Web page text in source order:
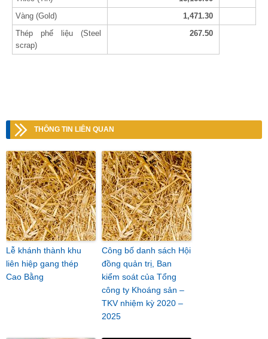
Vàng (Gold)
1,471.30
Thép phế liệu (Steel
scrap)
267.50
THÔNG TIN LIÊN QUAN
Lễ khánh thành khu
liên hiệp gang thép
Cao Bằng
Công bố danh sách Hội
đồng quản trị, Ban
kiểm soát của Tổng
công ty Khoáng sản –
TKV nhiệm kỳ 2020 –
2025